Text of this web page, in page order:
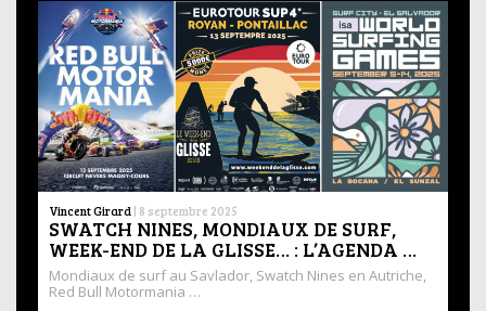
Vincent Girard | 8 septembre 2025
SWATCH NINES, MONDIAUX DE SURF,
WEEK-END DE LA GLISSE… : L’AGENDA …
Mondiaux de surf au Savlador, Swatch Nines en Autriche,
Red Bull Motormania …